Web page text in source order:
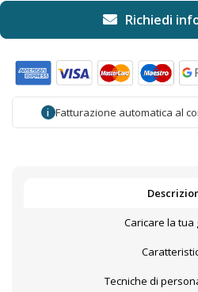
i Fatturazione automatica al
Caricare la tua
Tecniche di